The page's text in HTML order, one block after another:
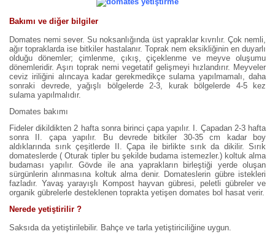
Bakımı ve diğer bilgiler
Domates nemi sever. Su noksanlığında üst yapraklar kıvrılır. Çok nemli,
ağır topraklarda ise bitkiler hastalanır. Toprak nem eksikliğinin en duyarlı
olduğu dönemler; çimlenme, çıkış, çiçeklenme ve meyve oluşumu
dönemleridir. Aşırı toprak nemi vegetatif gelişmeyi hızlandırır. Meyveler
ceviz iriliğini alıncaya kadar gerekmedikçe sulama yapılmamalı, daha
sonraki devrede, yağışlı bölgelerde 2-3, kurak bölgelerde 4-5 kez
sulama yapılmalıdır.
Domates bakımı
Fideler dikildikten 2 hafta sonra birinci çapa yapılır. I. Çapadan 2-3 hafta
sonra II. çapa yapılır. Bu devrede bitkiler 30-35 cm kadar boy
aldıklarında sırık çeşitlerde II. Çapa ile birlikte sırık da dikilir. Sırık
domateslerde ( Oturak tipler bu şekilde budama istemezler.) koltuk alma
budaması yapılır. Gövde ile ana yaprakların birleştiği yerde oluşan
sürgünlerin alınmasına koltuk alma denir. Domateslerin gübre istekleri
fazladır. Yavaş yarayışlı Kompost hayvan gübresi, peletli gübreler ve
organik gübrelerle desteklenen toprakta yetişen domates bol hasat verir.
Nerede yetiştirilir ?
Saksıda da yetiştirilebilir. Bahçe ve tarla yetiştiriciliğine uygun.